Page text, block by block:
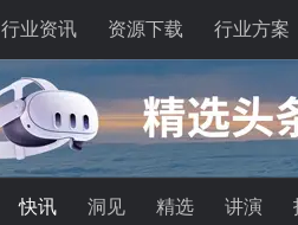
行业资讯 资源下载 行业方案
快讯 洞见 精选 讲演